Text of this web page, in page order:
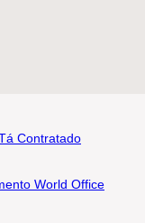
Contratado
World Office